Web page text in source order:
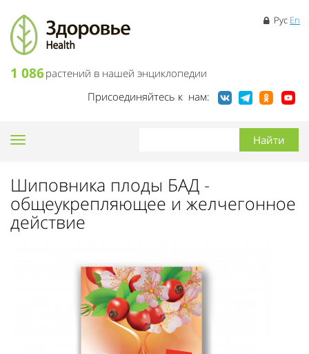
1 086растений в нашей энциклопедии
Рус En
Присоединяйтесь к нам:
Toggle
Шиповника плоды БАД -
общеукрепляющее и желчегонное
действие